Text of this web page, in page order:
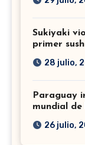
Sukiyaki
primer
28 julio,
Paraguay
mundial
26 julio,